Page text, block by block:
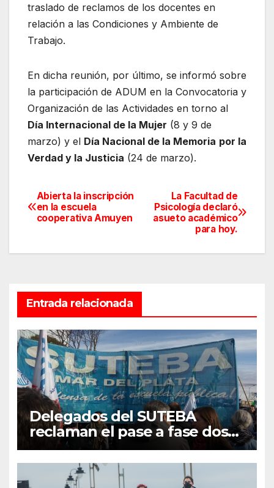
traslado de reclamos de los docentes en
relación a las Condiciones y Ambiente de
Trabajo.
En dicha reunión, por último, se informó sobre
la participación de ADUM en la Convocatoria y
Organización de las Actividades en torno al
Día Internacional de la Mujer (8 y 9 de
marzo) y el Día Nacional de la Memoria por la
Verdad y la Justicia (24 de marzo).
Navegación
de
entradas
La Facultad de
Psicología declaró
asueto académico
para hoy.
Abierta la inscripción
en la escuela
cooperativa Amuyen
Entrada relacionada
Delegados del SUTEBA
reclaman el pase a fase dos
en Mar del Plata